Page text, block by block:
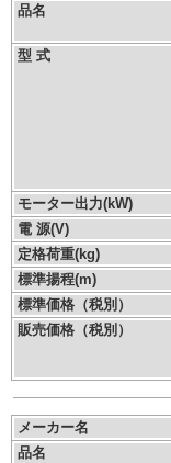
品名
型 式
モーター出力(kW)
電 源(V)
定格荷重(kg)
標準揚程(m)
標準価格（税別）
販売価格（税別）
メーカー名
品名